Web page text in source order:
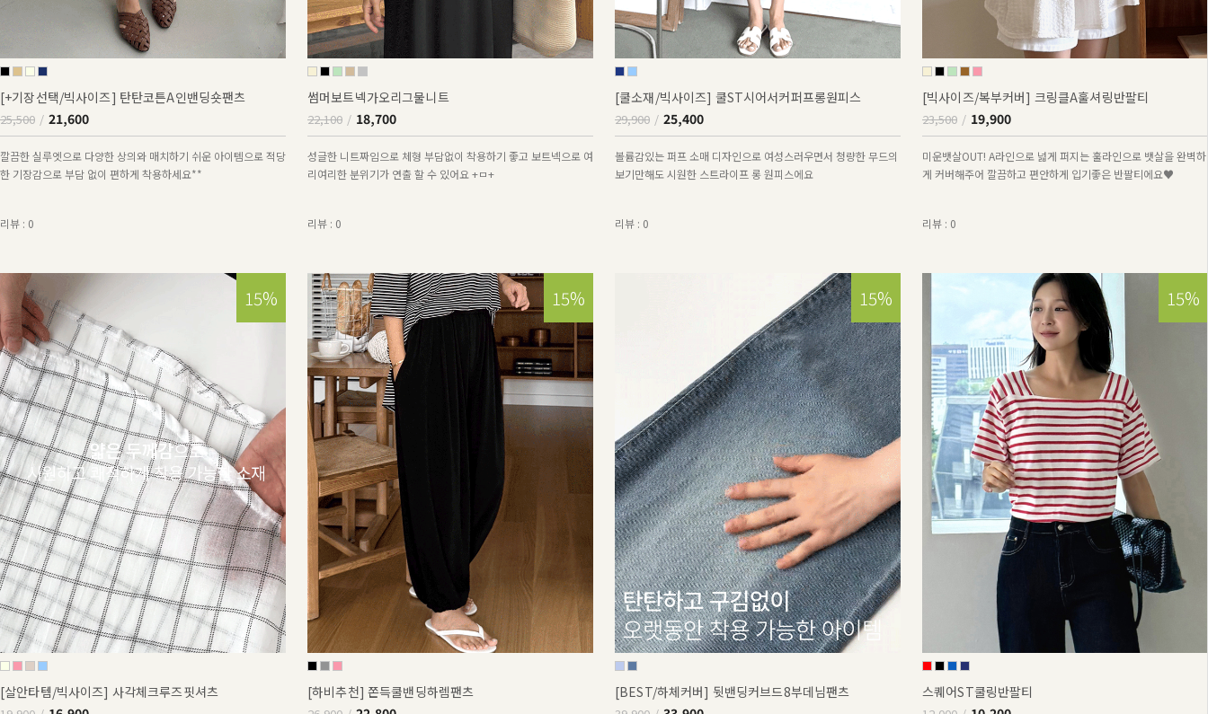
[+기장선택/빅사이즈] 탄탄코튼A인밴딩숏팬츠
25,500 21,600
깔끔한 실루엣으로 다양한 상의와 매치하기 쉬운 아이템으로 적당
한 기장감으로 부담 없이 편하게 착용하세요**
리뷰 : 0
썸머보트넥가오리그물니트
22,100 18,700
성글한 니트짜임으로 체형 부담없이 착용하기 좋고 보트넥으로 여
리여리한 분위기가 연출 할 수 있어요 +ㅁ+
리뷰 : 0
[쿨소재/빅사이즈] 쿨ST시어서커퍼프롱원피스
29,900 25,400
볼륨감있는 퍼프 소매 디자인으로 여성스러우면서 청량한 무드의
보기만해도 시원한 스트라이프 롱 원피스에요
리뷰 : 0
[빅사이즈/복부커버] 크링클A훌셔링반팔티
23,500 19,900
미운뱃살OUT! A라인으로 넓게 퍼지는 훌라인으로 뱃살을 완벽하
게 커버해주어 깔끔하고 편안하게 입기좋은 반팔티에요♥
리뷰 : 0
15%
[살안타템/빅사이즈] 사각체크루즈핏셔츠
15%
[하비추천] 쫀득쿨밴딩하렘팬츠
15%
[BEST/하체커버] 뒷밴딩커브드8부데님팬츠
15%
스퀘어ST쿨링반팔티